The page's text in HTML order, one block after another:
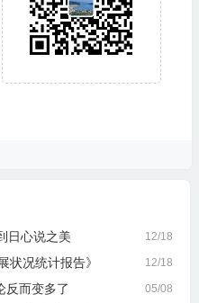
12/18
日心说之美
12/18
状况统计报告》
05/08
反而变多了